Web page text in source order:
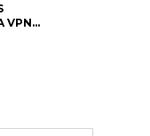
VPN